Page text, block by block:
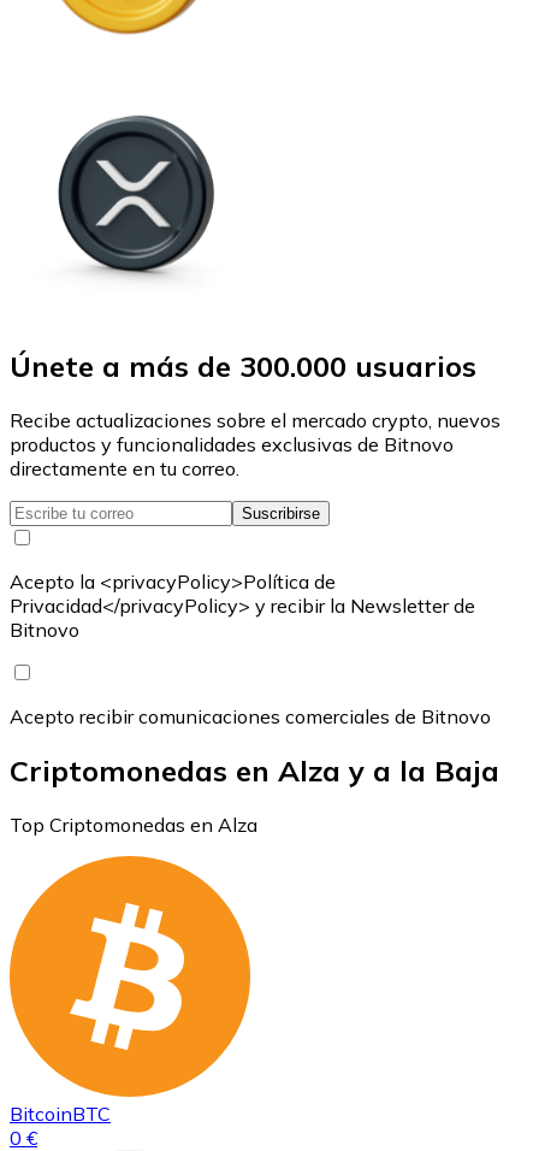
Únete a más de 300.000 usuarios
Recibe actualizaciones sobre el mercado crypto, nuevos
productos y funcionalidades exclusivas de Bitnovo
directamente en tu correo.
Suscribirse
Acepto la <privacyPolicy>Política de
Privacidad</privacyPolicy> y recibir la Newsletter de
Bitnovo
Acepto recibir comunicaciones comerciales de Bitnovo
Criptomonedas en Alza y a la Baja
Top Criptomonedas en Alza
BitcoinBTC
0 €